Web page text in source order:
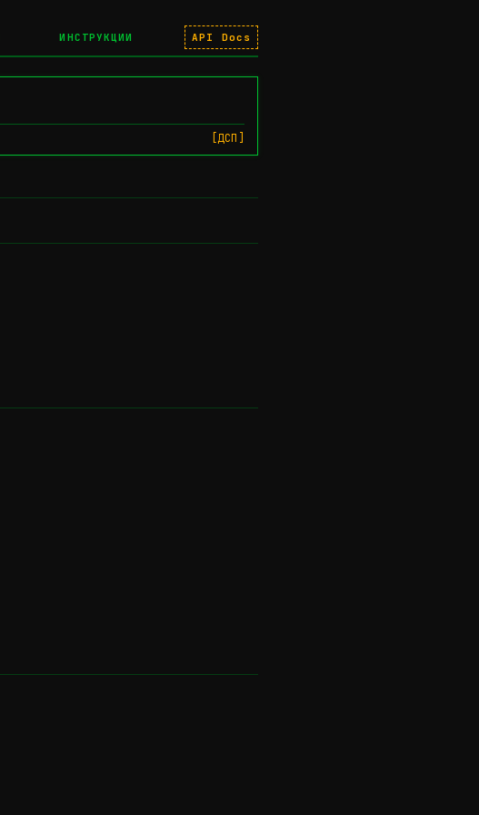
ИНСТРУКЦИИ API Docs
[ДСП]